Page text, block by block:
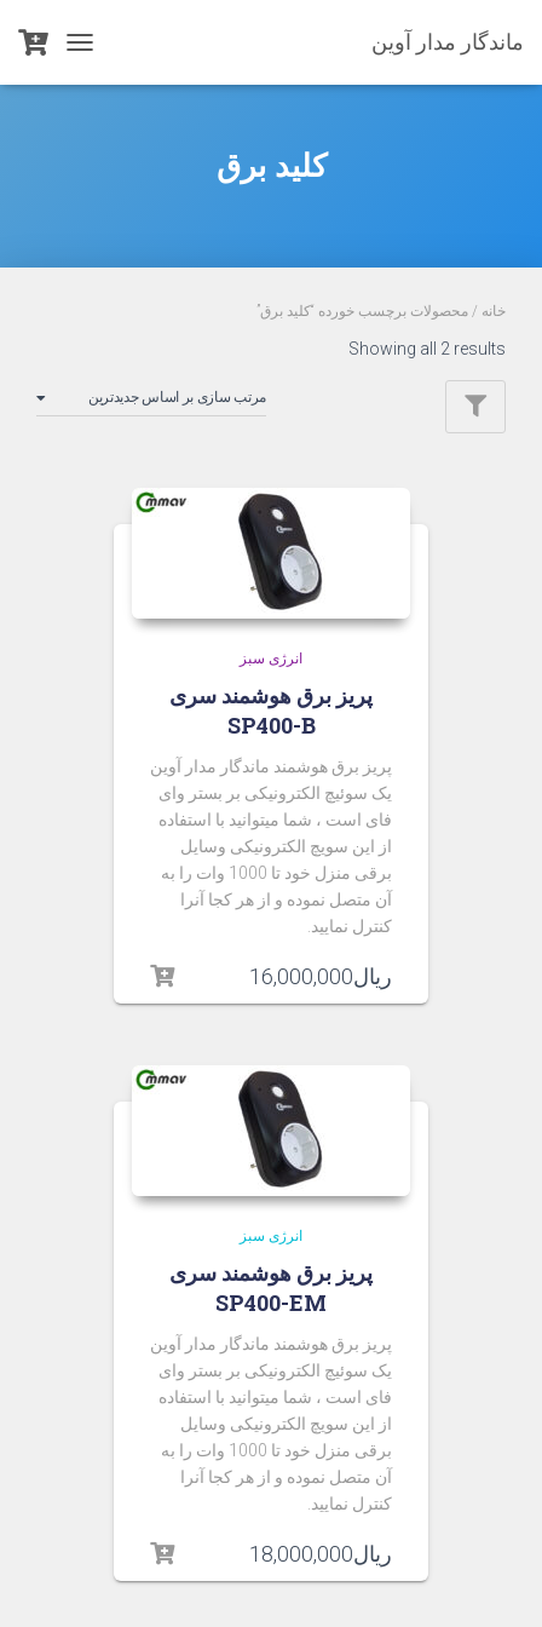
ماندگار مدار آوین
TOGGLE
NAVIGATION
کلید برق
خانه / محصولات برچسب خورده “کلید برق”
Showing all 2 results
انرژی سبز
پریز برق هوشمند سری
SP400-B
پریز برق هوشمند ماندگار مدار آوین
یک سوئیچ الکترونیکی بر بستر وای
فای است ، شما میتوانید با استفاده
از این سویچ الکترونیکی وسایل
برقی منزل خود تا 1000 وات را به
آن متصل نموده و از هر کجا آنرا
کنترل نمایید.
ریال16,000,000
انرژی سبز
پریز برق هوشمند سری
SP400-EM
پریز برق هوشمند ماندگار مدار آوین
یک سوئیچ الکترونیکی بر بستر وای
فای است ، شما میتوانید با استفاده
از این سویچ الکترونیکی وسایل
برقی منزل خود تا 1000 وات را به
آن متصل نموده و از هر کجا آنرا
کنترل نمایید.
ریال18,000,000